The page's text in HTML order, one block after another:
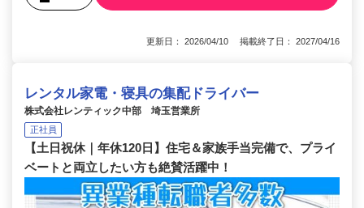
更新日： 2026/04/10 掲載終了日： 2027/04/16
レンタル家電・寝具の集配ドライバー
株式会社レンティック中部 埼玉営業所
正社員
【土日祝休｜年休120日】住宅＆家族手当完備で、プライ
ベートと両立したい方も絶賛活躍中！